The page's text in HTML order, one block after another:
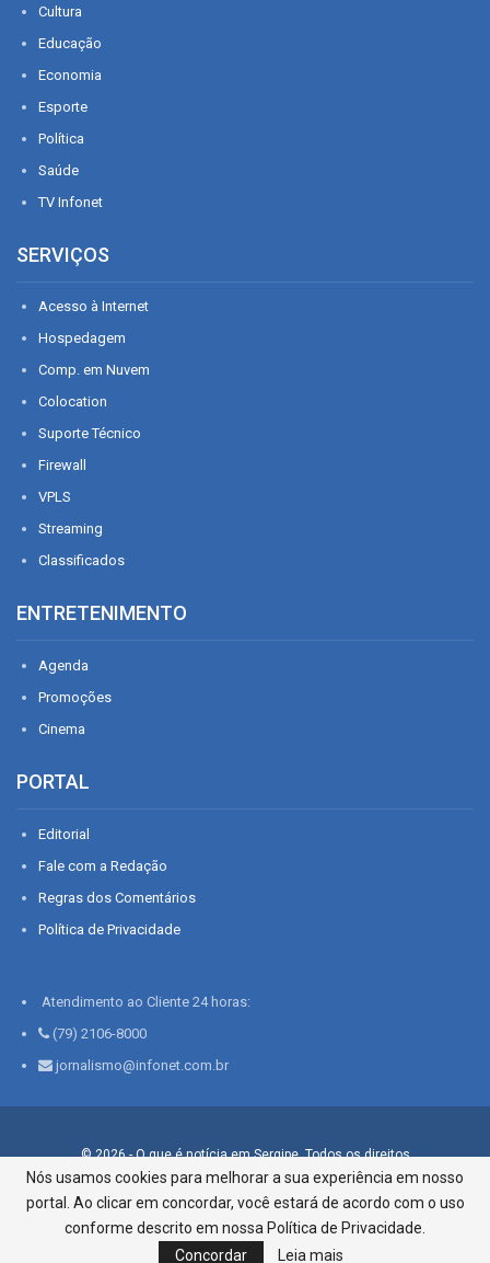
Cultura
Educação
Economia
Esporte
Política
Saúde
TV Infonet
SERVIÇOS
Acesso à Internet
Hospedagem
Comp. em Nuvem
Colocation
Suporte Técnico
Firewall
VPLS
Streaming
Classificados
ENTRETENIMENTO
Agenda
Promoções
Cinema
PORTAL
Editorial
Fale com a Redação
Regras dos Comentários
Política de Privacidade
Atendimento ao Cliente 24 horas:
(79) 2106-8000
jornalismo@infonet.com.br
© 2026 - O que é notícia em Sergipe. Todos os direitos
reservados.
Infonet - Rua Monsenhor Silveira 276, Bairro São José |
Aracaju-SE, CEP 49015-030, Fone: 79.2106.8000 - CI Centro de
Informações LTDA
Nós usamos cookies para melhorar a sua experiência em nosso
portal. Ao clicar em concordar, você estará de acordo com o uso
conforme descrito em nossa Política de Privacidade.
Concordar
Leia mais